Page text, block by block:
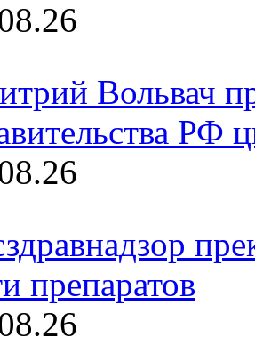
Вольвач
РФ
препаратов